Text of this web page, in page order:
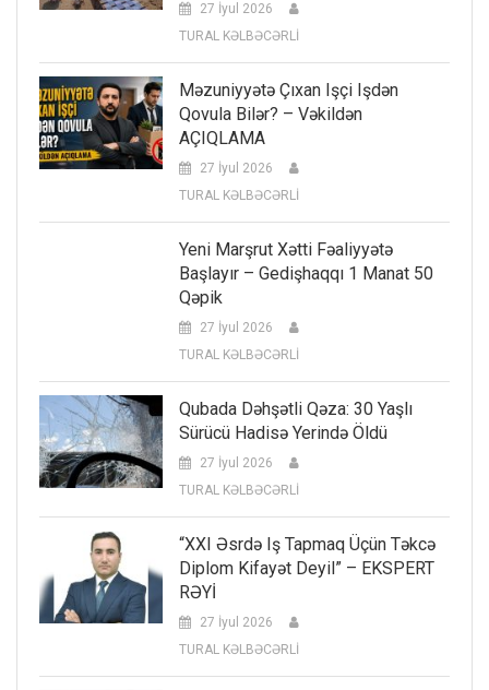
27 İyul 2026
TURAL KƏLBƏCƏRLİ
Məzuniyyətə Çıxan Işçi Işdən
Qovula Bilər? – Vəkildən
AÇIQLAMA
27 İyul 2026
TURAL KƏLBƏCƏRLİ
Yeni Marşrut Xətti Fəaliyyətə
Başlayır – Gedişhaqqı 1 Manat 50
Qəpik
27 İyul 2026
TURAL KƏLBƏCƏRLİ
Qubada Dəhşətli Qəza: 30 Yaşlı
Sürücü Hadisə Yerində Öldü
27 İyul 2026
TURAL KƏLBƏCƏRLİ
“XXI Əsrdə Iş Tapmaq Üçün Təkcə
Diplom Kifayət Deyil” – EKSPERT
RƏYİ
27 İyul 2026
TURAL KƏLBƏCƏRLİ